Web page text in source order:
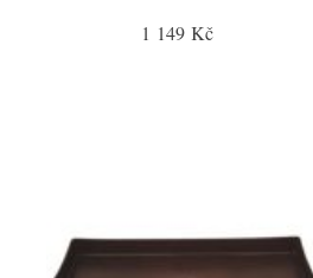
1 149 Kč